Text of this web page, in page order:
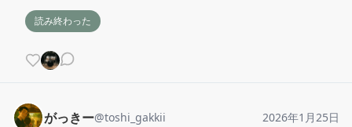
読み終わった
がっきー@toshi_gakkii 2026年1月25日